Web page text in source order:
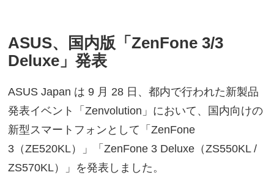
ASUS、国内版「ZenFone 3/3
Deluxe」発表
ASUS Japan は 9 月 28 日、都内で行われた新製品
発表イベント「Zenvolution」において、国内向けの
新型スマートフォンとして「ZenFone
3（ZE520KL）」「ZenFone 3 Deluxe（ZS550KL /
ZS570KL）」を発表しました。